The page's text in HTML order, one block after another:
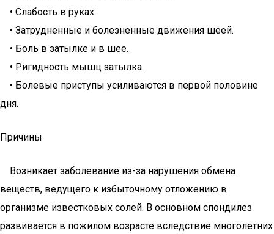
• Слабость в руках.
• Затрудненные и болезненные движения шеей.
• Боль в затылке и в шее.
• Ригидность мышц затылка.
• Болевые приступы усиливаются в первой половине
дня.
Причины
Возникает заболевание из-за нарушения обмена
веществ, ведущего к избыточному отложению в
организме известковых солей. В основном спондилез
развивается в пожилом возрасте вследствие многолетних